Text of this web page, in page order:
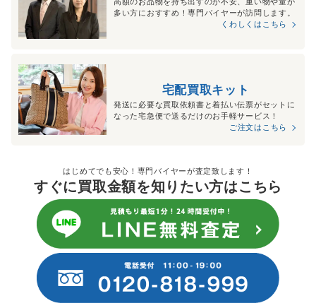
多い方におすすめ！専門バイヤーが訪問します。
くわしくはこちら
宅配買取キット
発送に必要な買取依頼書と着払い伝票がセットに
なった宅急便で送るだけのお手軽サービス！
ご注文はこちら
はじめてでも安心！専門バイヤーが査定致します！
すぐに買取金額を知りたい方はこちら